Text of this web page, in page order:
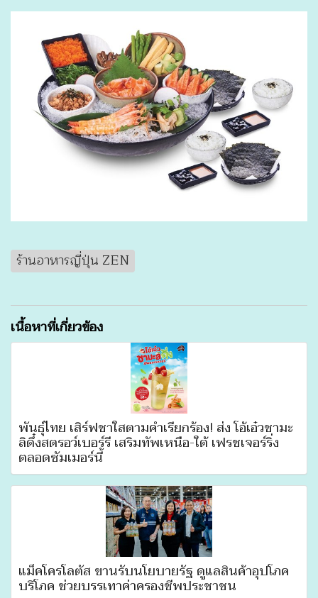
ร้านอาหารญี่ปุ่น ZEN
เนื้อหาที่เกี่ยวข้อง
พันธุ์ไทย เสิร์ฟชาใสตามคำเรียกร้อง! ส่ง โอ้เอ๋วชามะ
ลิดึ๋งสตรอว์เบอร์รี เสริมทัพเหนือ-ใต้ เฟรชเจอร์ริ่ง
ตลอดซัมเมอร์นี้
แม็คโครโลตัส ขานรับนโยบายรัฐ ดูแลสินค้าอุปโภค
บริโภค ช่วยบรรเทาค่าครองชีพประชาชน